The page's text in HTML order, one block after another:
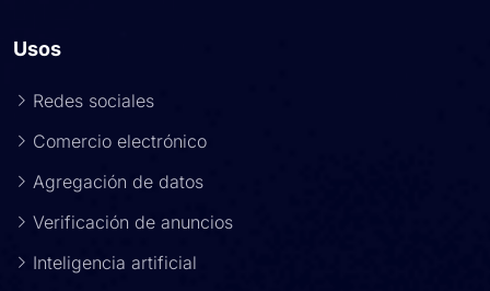
Usos
Redes sociales
Comercio electrónico
Agregación de datos
Verificación de anuncios
Inteligencia artificial